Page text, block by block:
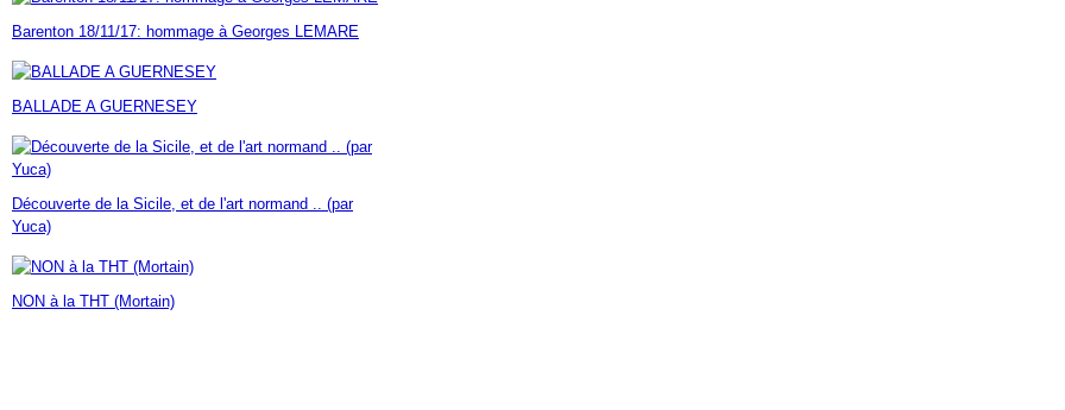
Janvier(7)
Février(9)
Janvier(18)
Mars(60)
Février(24)
Janvier(23)
Avril(14)
Mars (17)
Février(46)
Janvier (35)
Barenton 18/11/17: hommage à Georges LEMARE
BALLADE A GUERNESEY
Découverte de la Sicile, et de l'art normand .. (par
Yuca)
NON à la THT (Mortain)